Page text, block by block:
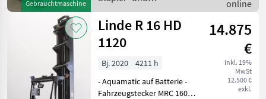
Gebrauchtmaschine
Lagertechnik / Linde
online
Linde R 16 HD
1120
14.875
€
inkl. 19%
MwSt
12.500 €
exkl.
Bj. 2020
4211 h
- Aquamatic auf Batterie -
Fahrzeugstecker MRC 160A -